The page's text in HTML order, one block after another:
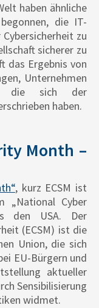
haben ähnliche
die IT-
zu
sicherer zu
das Ergebnis von
Unternehmen
die sich der
haben.
Month –
, kurz ECSM ist
„National Cyber
den USA. Der
(ECSM) ist die
Union, die sich
EU-Bürgern und
aktueller
Sensibilisierung
widmet.